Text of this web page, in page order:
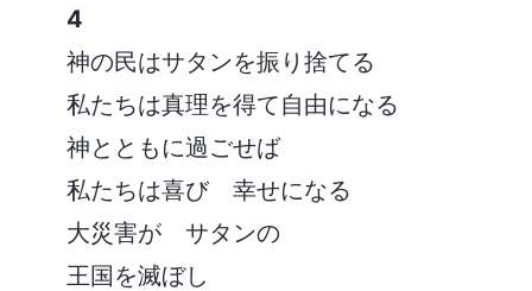
4
神の民はサタンを振り捨てる
私たちは真理を得て自由になる
神とともに過ごせば
私たちは喜び 幸せになる
大災害が サタンの
王国を滅ぼし